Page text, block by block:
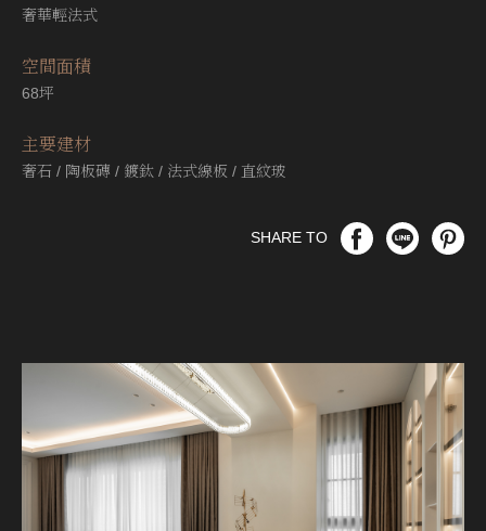
奢華輕法式
空間⾯積
68坪
主要建材
奢石 / 陶板磚 / 鍍鈦 / 法式線板 / 直紋玻
SHARE TO